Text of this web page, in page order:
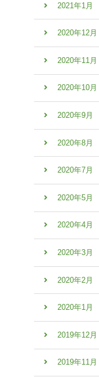
2021年1月
2020年12月
2020年11月
2020年10月
2020年9月
2020年8月
2020年7月
2020年5月
2020年4月
2020年3月
2020年2月
2020年1月
2019年12月
2019年11月